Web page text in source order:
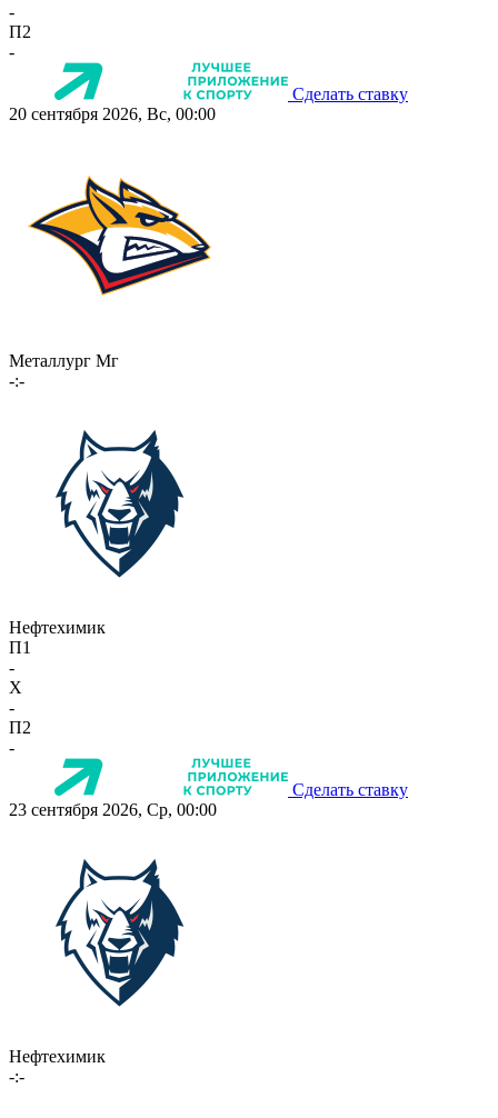
-
П2
-
Сделать ставку
20 сентября 2026, Вс, 00:00
Металлург Мг
-:-
Нефтехимик
П1
-
X
-
П2
-
Сделать ставку
23 сентября 2026, Ср, 00:00
Нефтехимик
-:-